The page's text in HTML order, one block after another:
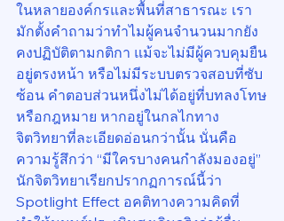
ในหลายองค์กรและพื้นที่สาธารณะ เรา
มักตั้งคำถามว่าทำไมผู้คนจำนวนมากยัง
คงปฏิบัติตามกติกา แม้จะไม่มีผู้ควบคุมยืน
อยู่ตรงหน้า หรือไม่มีระบบตรวจสอบที่ซับ
ซ้อน คำตอบส่วนหนึ่งไม่ได้อยู่ที่บทลงโทษ
หรือกฎหมาย หากอยู่ในกลไกทาง
จิตวิทยาที่ละเอียดอ่อนกว่านั้น นั่นคือ
ความรู้สึกว่า “มีใครบางคนกำลังมองอยู่”
นักจิตวิทยาเรียกปรากฏการณ์นี้ว่า
Spotlight Effect อคติทางความคิดที่